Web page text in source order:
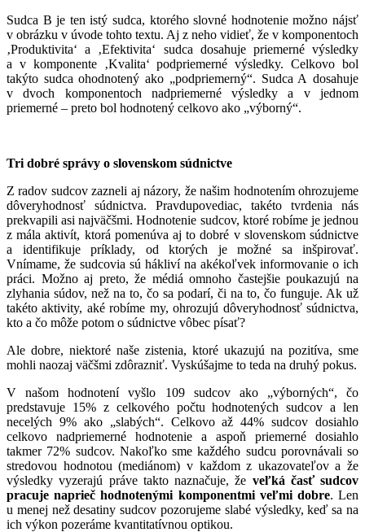
Sudca B je ten istý sudca, ktorého slovné hodnotenie možno nájsť
v obrázku v úvode tohto textu. Aj z neho vidieť, že v komponentoch
‚Produktivita‘ a ‚Efektivita‘ sudca dosahuje priemerné výsledky
a v komponente ‚Kvalita‘ podpriemerné výsledky. Celkovo bol
takýto sudca ohodnotený ako „podpriemerný“. Sudca A dosahuje
v dvoch komponentoch nadpriemerné výsledky a v jednom
priemerné – preto bol hodnotený celkovo ako „výborný“.
Tri dobré správy o slovenskom súdnictve
Z radov sudcov zazneli aj názory, že našim hodnotením ohrozujeme
dôveryhodnosť súdnictva. Pravdupovediac, takéto tvrdenia nás
prekvapili asi najväčšmi. Hodnotenie sudcov, ktoré robíme je jednou
z mála aktivít, ktorá pomenúva aj to dobré v slovenskom súdnictve
a identifikuje príklady, od ktorých je možné sa inšpirovať.
Vnímame, že sudcovia sú hákliví na akékoľvek informovanie o ich
práci. Možno aj preto, že médiá omnoho častejšie poukazujú na
zlyhania súdov, než na to, čo sa podarí, či na to, čo funguje. Ak už
takéto aktivity, aké robíme my, ohrozujú dôveryhodnosť súdnictva,
kto a čo môže potom o súdnictve vôbec písať?
Ale dobre, niektoré naše zistenia, ktoré ukazujú na pozitíva, sme
mohli naozaj väčšmi zdôrazniť. Vyskúšajme to teda na druhý pokus.
V našom hodnotení vyšlo 109 sudcov ako „výborných“, čo
predstavuje 15% z celkového počtu hodnotených sudcov a len
necelých 9% ako „slabých“. Celkovo až 44% sudcov dosiahlo
celkovo nadpriemerné hodnotenie a aspoň priemerné dosiahlo
takmer 72% sudcov. Nakoľko sme každého sudcu porovnávali so
stredovou hodnotou (mediánom) v každom z ukazovateľov a že
výsledky vyzerajú práve takto naznačuje, že veľká časť sudcov
pracuje naprieč hodnotenými komponentmi veľmi dobre. Len
u menej než desatiny sudcov pozorujeme slabé výsledky, keď sa na
ich výkon pozeráme kvantitatívnou optikou.